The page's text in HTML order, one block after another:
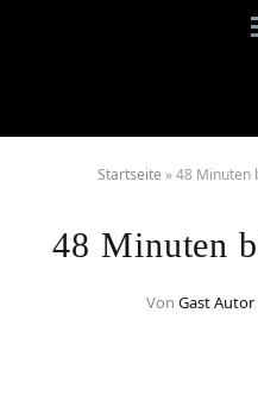
Startseite »48 Minuten
48 Minuten
Von Gast Autor